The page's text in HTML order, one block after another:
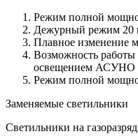
Режим полной
Дежурный режим 20
Плавное изменение
Возможность работы
освещением АСУНО
Режим полной
Заменяемые светильники
Светильники на